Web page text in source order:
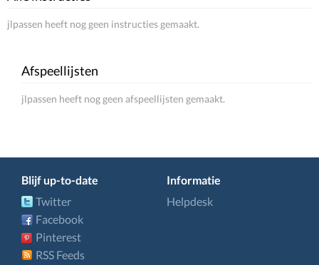
jlpassen heeft nog geen instructies gemaakt.
Afspeellijsten
jlpassen heeft nog geen afspeellijsten gemaakt.
Blijf up-to-date
Twitter
Facebook
Pinterest
RSS Feeds
Informatie
Helpdesk